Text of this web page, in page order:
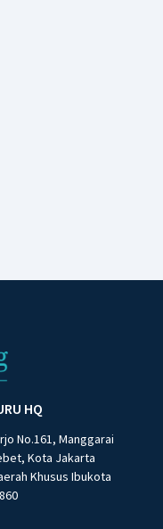
HQ
No.161, Manggarai
Kota Jakarta
Khusus Ibukota